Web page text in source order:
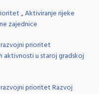
„ Aktiviranje rijeke
zajednice
prioritet
aktivnosti u staroj gradskoj
prioritet Razvoj